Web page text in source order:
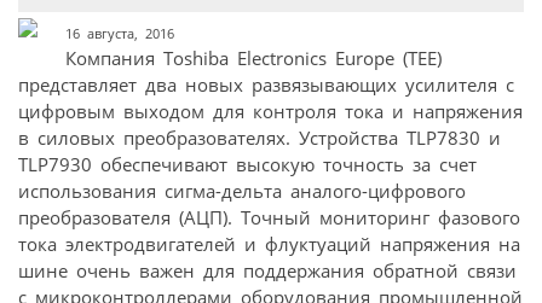
16 августа, 2016
Компания Toshiba Electronics Europe (TEE)
представляет два новых развязывающих усилителя с
цифровым выходом для контроля тока и напряжения
в силовых преобразователях. Устройства TLP7830 и
TLP7930 обеспечивают высокую точность за счет
использования сигма-дельта аналого-цифрового
преобразователя (АЦП). Точный мониторинг фазового
тока электродвигателей и флуктуаций напряжения на
шине очень важен для поддержания обратной связи
с микроконтроллерами оборудования промышленной